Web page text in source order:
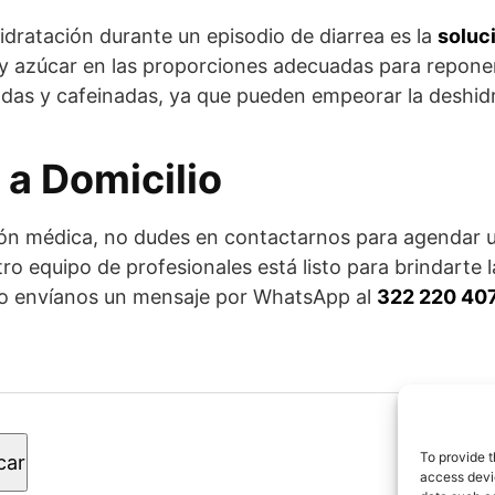
To provide
access
durante un episodio de diarrea es la
azúcar en las proporciones adecuadas para
y cafeinadas, ya que pueden empeorar la
Domicilio
médica, no dudes en contactarnos para agendar
equipo de profesionales está listo para brindarte
envíanos un mensaje por WhatsApp al 322 220
los